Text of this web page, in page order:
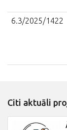
6.3/2025/1422
Citi aktuāli